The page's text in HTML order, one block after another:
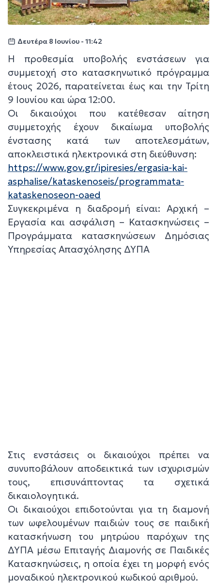
Δευτέρα 8 Ιουνίου - 11:42
Η προθεσμία υποβολής ενστάσεων για
συμμετοχή στο κατασκηνωτικό πρόγραμμα
έτους 2026, παρατείνεται έως και την Τρίτη
9 Ιουνίου και ώρα 12:00.
Οι δικαιούχοι που κατέθεσαν αίτηση
συμμετοχής έχουν δικαίωμα υποβολής
ένστασης κατά των αποτελεσμάτων,
αποκλειστικά ηλεκτρονικά στη διεύθυνση:
https://www.gov.gr/ipiresies/ergasia-kai-
asphalise/kataskenoseis/programmata-
kataskenoseon-oaed
Συγκεκριμένα η διαδρομή είναι: Αρχική –
Εργασία και ασφάλιση – Κατασκηνώσεις –
Προγράμματα κατασκηνώσεων Δημόσιας
Υπηρεσίας Απασχόλησης ΔΥΠΑ
Στις ενστάσεις οι δικαιούχοι πρέπει να
συνυποβάλουν αποδεικτικά των ισχυρισμών
τους, επισυνάπτοντας τα σχετικά
δικαιολογητικά.
Οι δικαιούχοι επιδοτούνται για τη διαμονή
των ωφελουμένων παιδιών τους σε παιδική
κατασκήνωση του μητρώου παρόχων της
ΔΥΠΑ μέσω Επιταγής Διαμονής σε Παιδικές
Κατασκηνώσεις, η οποία έχει τη μορφή ενός
μοναδικού ηλεκτρονικού κωδικού αριθμού.